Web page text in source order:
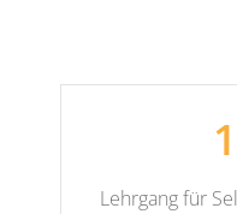
Lehrgang für